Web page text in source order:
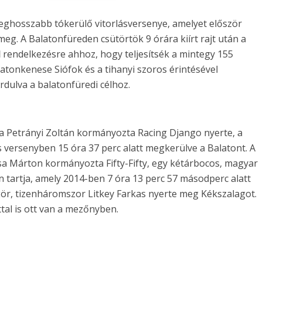
tókerülő vitorlásversenye, amelyet először
A Balatonfüreden csütörtök 9 órára kiírt rajt után a
ahhoz, hogy teljesítsék a mintegy 155
Siófok és a tihanyi szoros érintésével
a balatonfüredi célhoz.
Petrányi Zoltán kormányozta Racing Django nyerte, a
versenyben 15 óra 37 perc alatt megkerülve a Balatont. A
Márton kormányozta Fifty-Fifty, egy kétárbocos, magyar
tartja, amely 2014-ben 7 óra 13 perc 57 másodperc alatt
tizenháromszor Litkey Farkas nyerte meg Kékszalagot.
is ott van a mezőnyben.